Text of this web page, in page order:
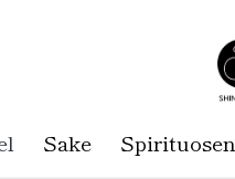
Sake Spirituosen